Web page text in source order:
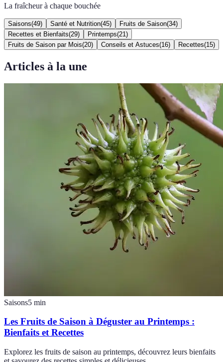
La fraîcheur à chaque bouchée
Saisons(49) Santé et Nutrition(45) Fruits de Saison(34)
Recettes et Bienfaits(29) Printemps(21 )
Fruits de Saison par Mois(20) Conseils et Astuces(16) Recettes(15)
Articles à la une
Saisons5 min
Les Fruits de Saison à Déguster au Printemps :
Bienfaits et Recettes
Explorez les fruits de saison au printemps, découvrez leurs bienfaits